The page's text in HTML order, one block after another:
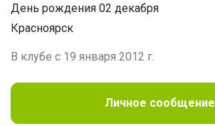
День рождения 02 декабря
Красноярск
В клубе с 19 января 2012 г.
Личное сообщение